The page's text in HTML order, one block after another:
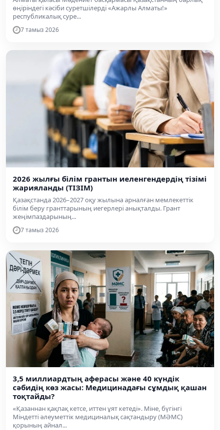
өңіріндегі кәсіби суретшілерді «Ажарлы Алматы!»
республикалық суре...
7 тамыз 2026
2026 жылғы білім грантын иеленгендердің тізімі
жарияланды (ТІЗІМ)
Қазақстанда 2026–2027 оқу жылына арналған мемлекеттік
білім беру гранттарының иегерлері анықталды. Грант
жеңімпаздарының...
7 тамыз 2026
3,5 миллиардтың аферасы және 40 күндік
сәбидің көз жасы: Медицинадағы сұмдық қашан
тоқтайды?
«Қазаннан қақпақ кетсе, иттен ұят кетеді». Міне, бүгінгі
Міндетті әлеуметтік медициналық сақтандыру (МӘМС)
қорының айнал...